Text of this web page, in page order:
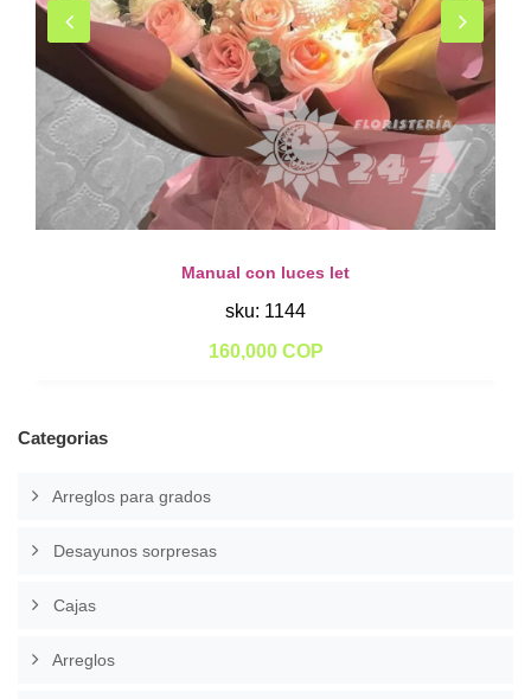
Manual con luces let
sku: 1144
160,000 COP
Categorias
Arreglos para grados
Desayunos sorpresas
Cajas
Arreglos